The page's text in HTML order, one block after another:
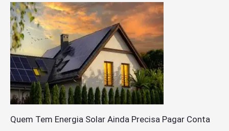
Quem Tem Energia Solar Ainda Precisa Pagar Conta